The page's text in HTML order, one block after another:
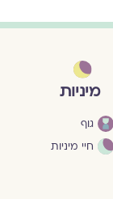
מיניות
גוף
חיי מיניות